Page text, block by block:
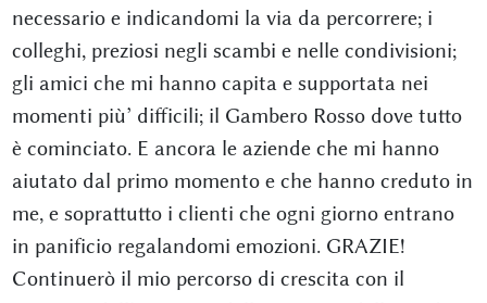
necessario e indicandomi la via da percorrere; i
colleghi, preziosi negli scambi e nelle condivisioni;
gli amici che mi hanno capita e supportata nei
momenti più’ difficili; il Gambero Rosso dove tutto
è cominciato. E ancora le aziende che mi hanno
aiutato dal primo momento e che hanno creduto in
me, e soprattutto i clienti che ogni giorno entrano
in panificio regalandomi emozioni. GRAZIE!
Continuerò il mio percorso di crescita con il